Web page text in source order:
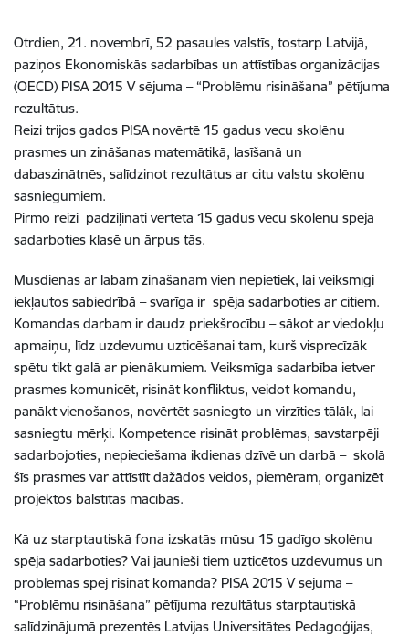
Otrdien, 21. novembrī, 52 pasaules valstīs, tostarp Latvijā,
paziņos Ekonomiskās sadarbības un attīstības organizācijas
(OECD) PISA 2015 V sējuma – “Problēmu risināšana” pētījuma
rezultātus.
Reizi trijos gados PISA novērtē 15 gadus vecu skolēnu
prasmes un zināšanas matemātikā, lasīšanā un
dabaszinātnēs, salīdzinot rezultātus ar citu valstu skolēnu
sasniegumiem.
Pirmo reizi padziļināti vērtēta 15 gadus vecu skolēnu spēja
sadarboties klasē un ārpus tās.
Mūsdienās ar labām zināšanām vien nepietiek, lai veiksmīgi
iekļautos sabiedrībā – svarīga ir spēja sadarboties ar citiem.
Komandas darbam ir daudz priekšrocību – sākot ar viedokļu
apmaiņu, līdz uzdevumu uzticēšanai tam, kurš visprecīzāk
spētu tikt galā ar pienākumiem. Veiksmīga sadarbība ietver
prasmes komunicēt, risināt konfliktus, veidot komandu,
panākt vienošanos, novērtēt sasniegto un virzīties tālāk, lai
sasniegtu mērķi. Kompetence risināt problēmas, savstarpēji
sadarbojoties, nepieciešama ikdienas dzīvē un darbā – skolā
šīs prasmes var attīstīt dažādos veidos, piemēram, organizēt
projektos balstītas mācības.
Kā uz starptautiskā fona izskatās mūsu 15 gadīgo skolēnu
spēja sadarboties? Vai jaunieši tiem uzticētos uzdevumus un
problēmas spēj risināt komandā? PISA 2015 V sējuma –
“Problēmu risināšana” pētījuma rezultātus starptautiskā
salīdzinājumā prezentēs Latvijas Universitātes Pedagoģijas,